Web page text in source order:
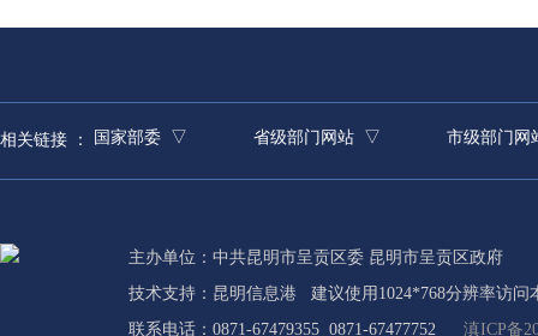
相关链接 ： 国家部委 ▽ 省级部门网站 ▽ 市级部门
主办单位：中共昆明市呈贡区委 昆明市呈贡区政府
技术支持： 昆明信息港 建议使用1024*768分辨率访问
联系电话：0871-67479355 0871-67477752
滇ICP备